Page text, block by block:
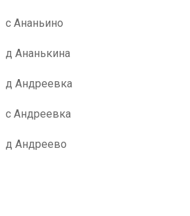
с Ананьино
д Ананькина
д Андреевка
с Андреевка
д Андреево